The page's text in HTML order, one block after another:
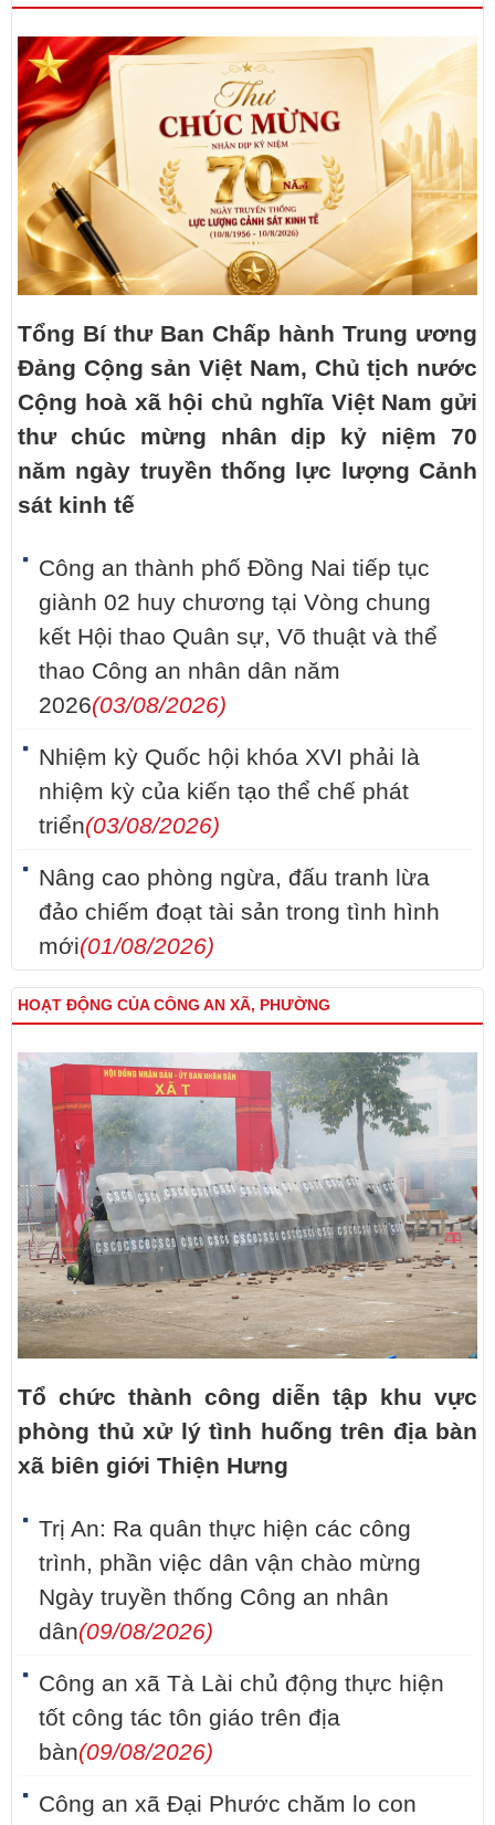
Tổng Bí thư Ban Chấp hành Trung ương
Đảng Cộng sản Việt Nam, Chủ tịch nước
Cộng hoà xã hội chủ nghĩa Việt Nam gửi
thư chúc mừng nhân dịp kỷ niệm 70
năm ngày truyền thống lực lượng Cảnh
sát kinh tế
Công an thành phố Đồng Nai tiếp tục
giành 02 huy chương tại Vòng chung
kết Hội thao Quân sự, Võ thuật và thể
thao Công an nhân dân năm
2026(03/08/2026)
Nhiệm kỳ Quốc hội khóa XVI phải là
nhiệm kỳ của kiến tạo thể chế phát
triển(03/08/2026)
Nâng cao phòng ngừa, đấu tranh lừa
đảo chiếm đoạt tài sản trong tình hình
mới(01/08/2026)
HOẠT ĐỘNG CỦA CÔNG AN XÃ, PHƯỜNG
Tổ chức thành công diễn tập khu vực
phòng thủ xử lý tình huống trên địa bàn
xã biên giới Thiện Hưng
Trị An: Ra quân thực hiện các công
trình, phần việc dân vận chào mừng
Ngày truyền thống Công an nhân
dân(09/08/2026)
Công an xã Tà Lài chủ động thực hiện
tốt công tác tôn giáo trên địa
bàn(09/08/2026)
Công an xã Đại Phước chăm lo con